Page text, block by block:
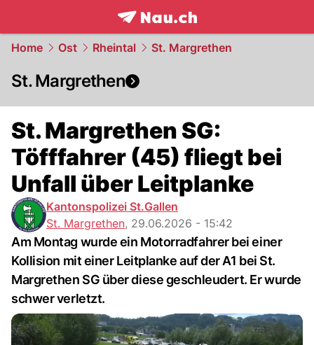
frontpage.NAU.ch
Home Ost Rheintal St. Margrethen
St. Margrethen
St. Margrethen SG:
Töfffahrer (45) fliegt bei
Unfall über Leitplanke
Kantonspolizei St.Gallen
St. Margrethen, 29.06.2026 - 15:42
Am Montag wurde ein Motorradfahrer bei einer
Kollision mit einer Leitplanke auf der A1 bei St.
Margrethen SG über diese geschleudert. Er wurde
schwer verletzt.